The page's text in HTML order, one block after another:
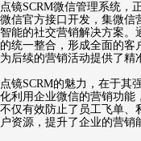
点镜SCRM微信管理系统，
微信官方接口开发，集微信
智能的社交营销解决方案。
的统一整合，形成全面的客
为后续的营销活动提供了精
点镜SCRM的魅力，在于其
化利用企业微信的营销功能
不仅有效防止了员工飞单、
户资源，提升了企业的营销